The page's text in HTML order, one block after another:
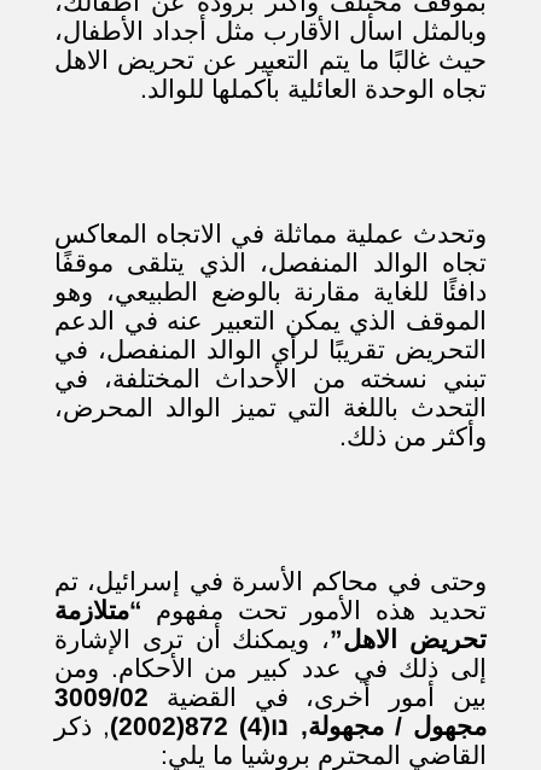
وبالمثل اسأل الأقارب مثل أجداد الأطفال،
حيث غالبًا ما يتم التعبير عن تحريض الاهل
تجاه الوحدة العائلية بأكملها للوالد.
وتحدث عملية مماثلة في الاتجاه المعاكس
تجاه الوالد المنفصل، الذي يتلقى موقفًا
دافئًا للغاية مقارنة بالوضع الطبيعي، وهو
الموقف الذي يمكن التعبير عنه في الدعم
التحريض تقريبًا لرأي الوالد المنفصل، في
تبني نسخته من الأحداث المختلفة، في
التحدث باللغة التي تميز الوالد المحرض،
وأكثر من ذلك.
وحتى في محاكم الأسرة في إسرائيل، تم
تحديد هذه الأمور تحت مفهوم “متلازمة
تحريض الاهل”، ويمكنك أن ترى الإشارة
إلى ذلك في عدد كبير من الأحكام. ومن
بين أمور أخرى، في القضية 3009/02
مجهول / مجهولة, נו(4) 872(2002)
, ذكر
القاضي المحترم بروشيا ما يلي: